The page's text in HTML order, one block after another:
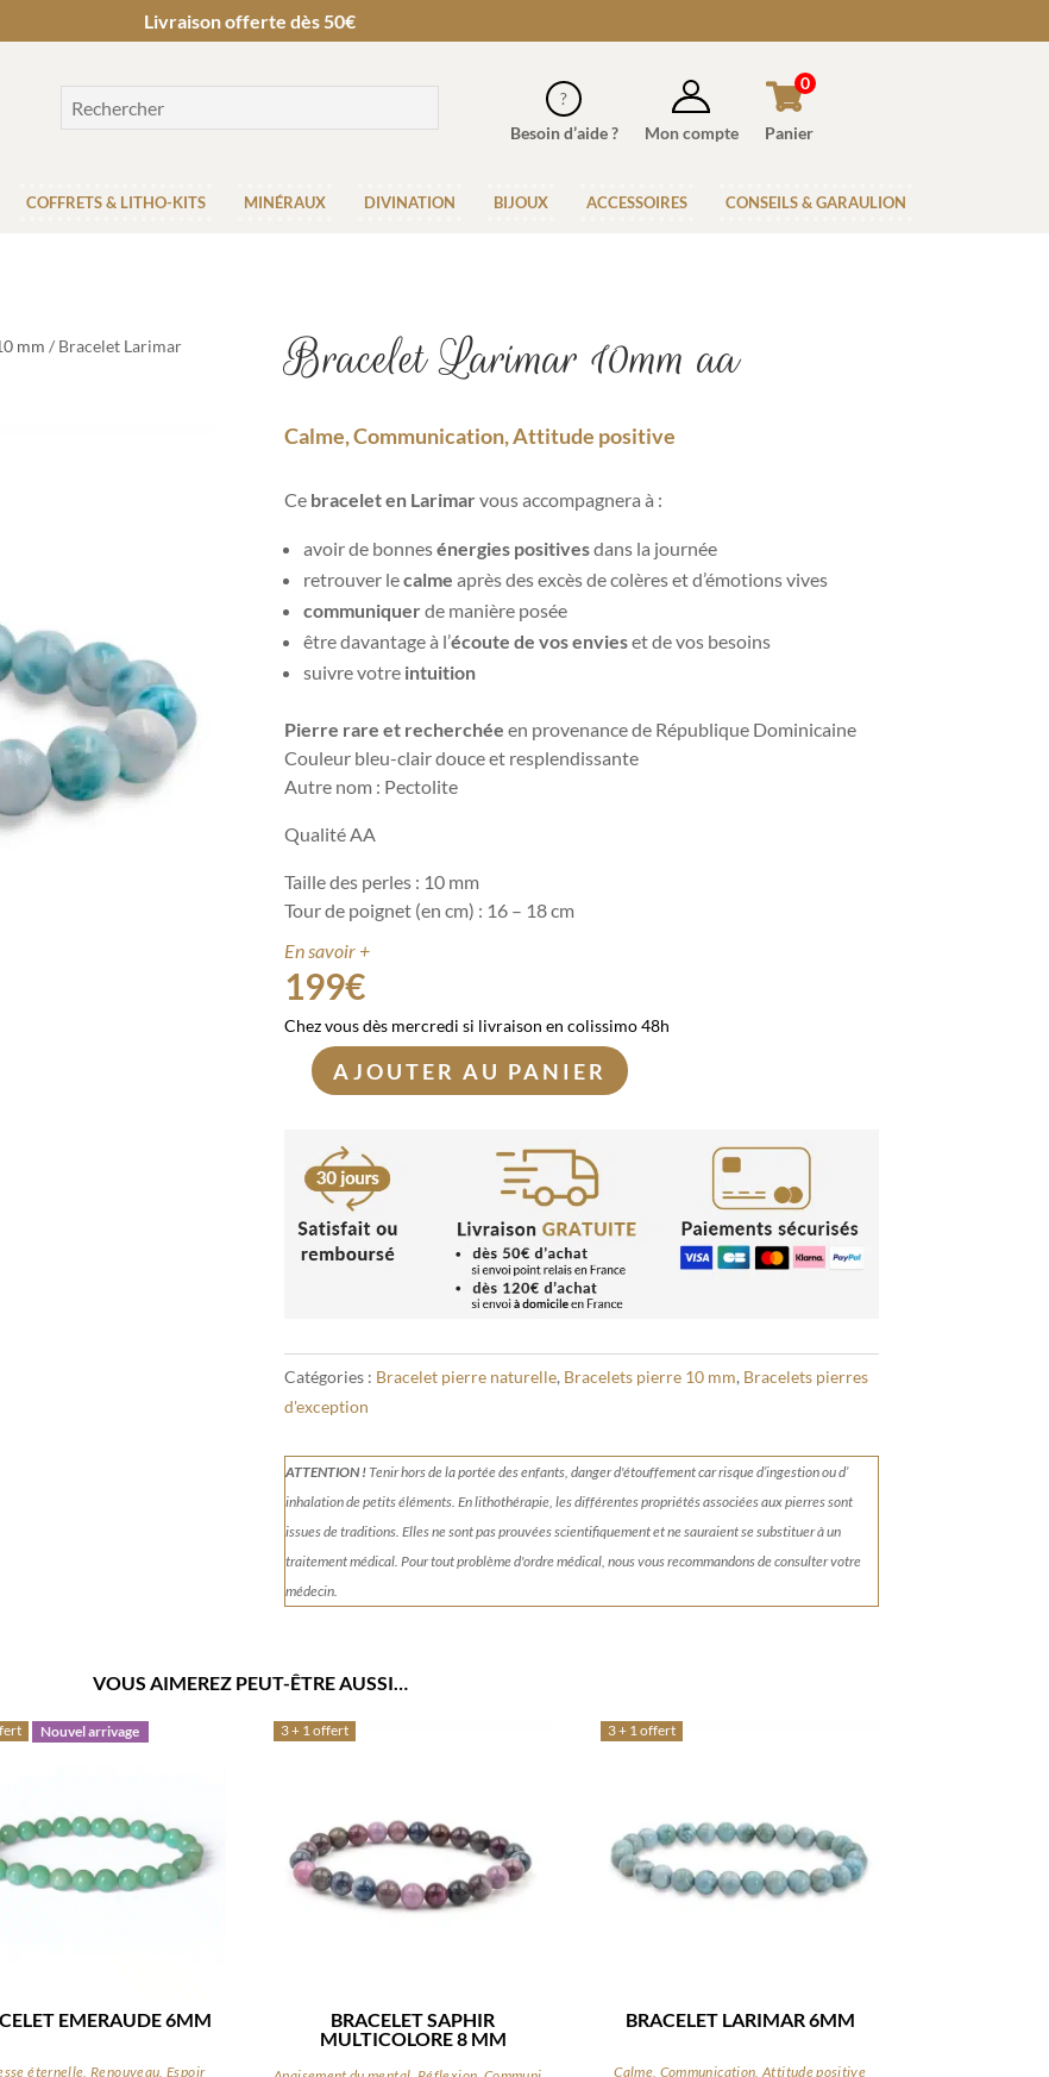
Livraison offerte dès 50€
Besoin d’aide ? Mon compte Panier
0
COFFRETS & LITHO-KITS MINÉRAUX DIVINATION BIJOUX ACCESSOIRES CONSEILS & GARAULION
mm / Bracelet Larimar
Bracelet Larimar 10mm aa
Calme, Communication, Attitude positive
Ce bracelet en Larimarvous accompagnera à :
avoir de bonnesénergies positivesdans la journée
retrouver lecalmeaprès des excès de colères et d’émotions vives
communiquerde manière posée
être davantage à l’écoute de vos envieset de vos besoins
suivre votre intuition
Pierre rare et recherchée en provenance de République Dominicaine
Couleur bleu-clair douce et resplendissante
Autre nom : Pectolite
Qualité AA
Taille des perles : 10 mm
Tour de poignet (en cm) : 16 – 18 cm
En savoir +
199€
Chez vous dès mercredi si livraison en colissimo 48h
quantité
Bracelet
Larimar
10mm
aa
AJOUTER AU PANIER
Catégories : Bracelet pierre naturelle, Bracelets pierre 10 mm, Bracelets pierres
d'exception
ATTENTION !Tenirhors de la portée des enfants, danger d'étouffement car risque d’ingestion ou d’
inhalation de petits éléments.En lithothérapie, les différentes propriétés associées aux pierres sont
issues de traditions. Elles ne sont pas prouvées scientifiquement et ne sauraient se substituer à un
traitement médical. Pour tout problème d'ordre médical, nous vous recommandons de consulter votre
médecin.
VOUS AIMEREZ PEUT-ÊTRE AUSSI…
Nouvel arrivage
EMERAUDE 6MM
éternelle, Renouveau, Espoir
3 + 1 offert
BRACELET SAPHIR
MULTICOLORE 8 MM
3 + 1 offert
BRACELET LARIMAR 6MM
Calme, Communication, Attitude positive